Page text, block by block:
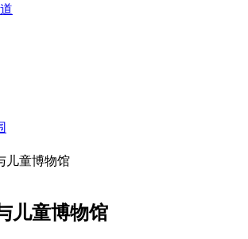
儿童博物馆
儿童博物馆